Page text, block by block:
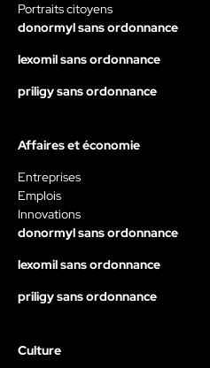
Portraits citoyens
donormyl sans ordonnance
lexomil sans ordonnance
priligy sans ordonnance
Affaires et économie
Entreprises
Emplois
Innovations
donormyl sans ordonnance
lexomil sans ordonnance
priligy sans ordonnance
Culture